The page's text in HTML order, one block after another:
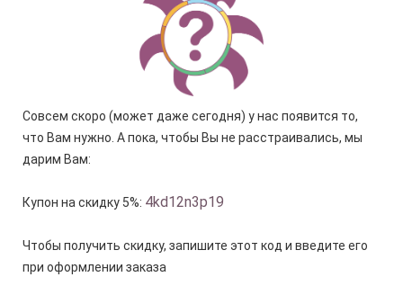
Совсем скоро (может даже сегодня) у нас появится то,
что Вам нужно. А пока, чтобы Вы не расстраивались, мы
дарим Вам:
Купон на скидку 5%: 4kd12n3p19
Чтобы получить скидку, запишите этот код и введите его
при оформлении заказа